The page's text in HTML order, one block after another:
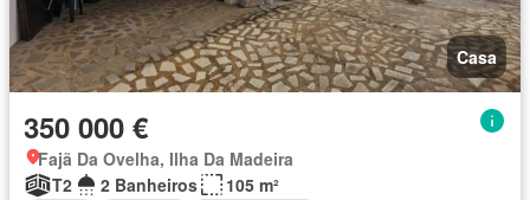
Casa
350 000 €
Fajã Da Ovelha, Ilha Da Madeira
T2
2 Banheiros
105 m²